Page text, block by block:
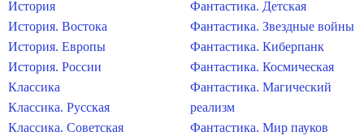
История
История. Востока
История. Европы
История. России
Классика
Классика. Русская
Классика. Советская
Фантастика. Детская
Фантастика. Звездные войны
Фантастика. Киберпанк
Фантастика. Космическая
Фантастика. Магический
реализм
Фантастика. Мир пауков